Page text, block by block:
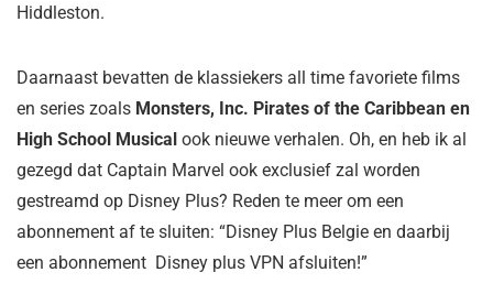
Hiddleston.
Daarnaast bevatten de klassiekers all time favoriete films
en series zoals Monsters, Inc. Pirates of the Caribbean en
High School Musical ook nieuwe verhalen. Oh, en heb ik al
gezegd dat Captain Marvel ook exclusief zal worden
gestreamd op Disney Plus? Reden te meer om een
abonnement af te sluiten: “Disney Plus Belgie en daarbij
een abonnement Disney plus VPN afsluiten!”